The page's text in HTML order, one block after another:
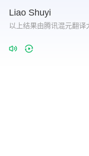
Liao Shuyi
以上结果由腾讯混元翻译